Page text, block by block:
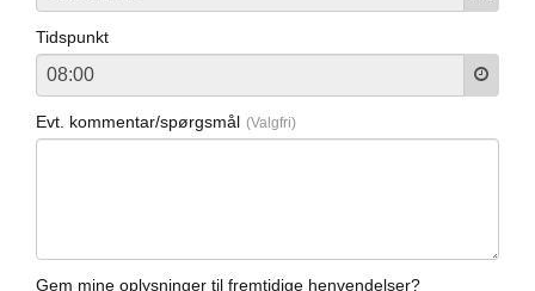
Tidspunkt
Evt. kommentar/spørgsmål
Gem mine oplysninger til fremtidige henvendelser?